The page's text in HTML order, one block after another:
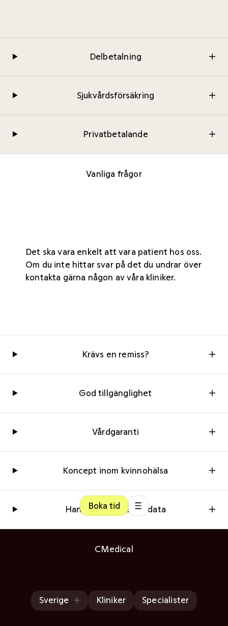
Boka tid
Delbetalning
Sjukvårdsförsäkring
Privatbetalande
Vanliga frågor
Det ska vara enkelt att vara patient hos oss.
Om du inte hittar svar på det du undrar över
kontakta gärna någon av våra kliniker.
Krävs en remiss?
God tillgänglighet
Vårdgaranti
Koncept inom kvinnohälsa
Hantering av persondata
CMedical
Sverige Kliniker Specialister